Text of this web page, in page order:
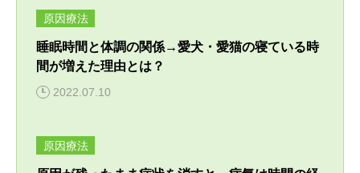
獣医学と栄養学の適切な知識の普及
原因療法
睡眠時間と体調の関係→愛犬・愛猫の寝ている時
間が増えた理由とは？
2022.07.10
原因療法